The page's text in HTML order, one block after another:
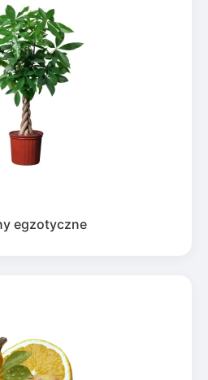
egzotyczne